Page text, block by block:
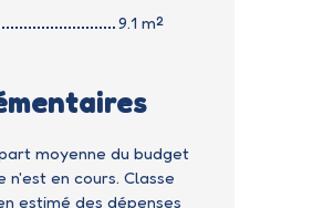
9.1 m²
moyenne du budget
en cours. Classe
estimé des dépenses